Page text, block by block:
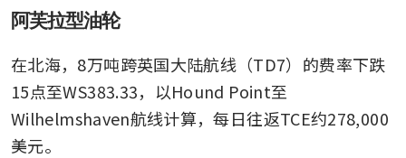
阿芙拉型油轮
在北海，8万吨跨英国大陆航线（TD7）的费率下跌
15点至WS383.33，以Hound Point至
Wilhelmshaven航线计算，每日往返TCE约278,000
美元。